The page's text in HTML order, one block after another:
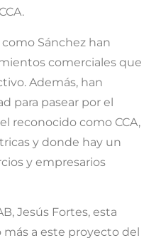
Sánchez han
comerciales que
Además, han
para pasear por el
reconocido como CCA,
y donde hay un
y empresarios
Jesús Fortes, esta
a este proyecto del